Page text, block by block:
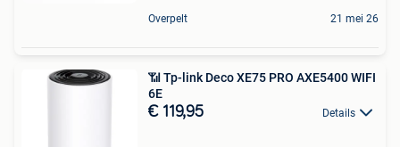
Overpelt 21 mei 26
📶 Tp-link Deco XE75 PRO AXE5400 WIFI
6E
€ 119,95 Details